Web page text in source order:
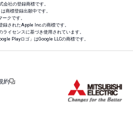
会社の登録商標です。
商標登録出願中です。
クです。
録されたApple Inc.の商標です。
イセンスに基づき使用されています。
Playロゴ」はGoogle LLCの商標です。
約